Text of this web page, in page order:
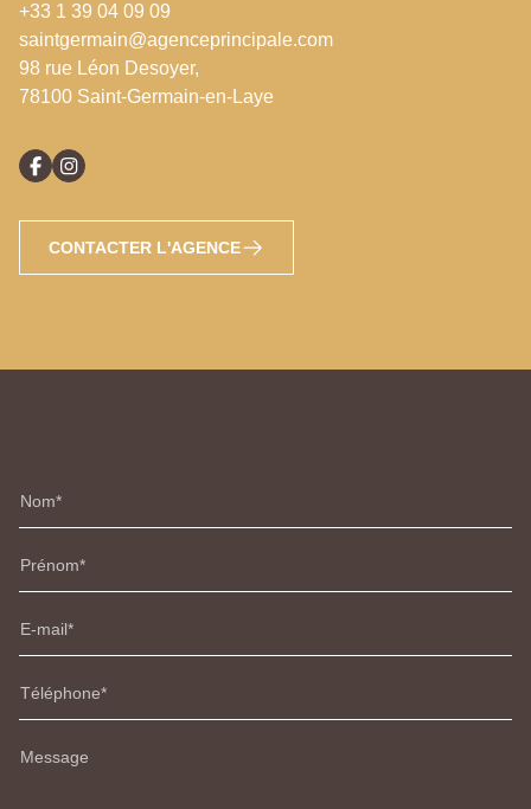
+33 1 39 04 09 09
saintgermain@agenceprincipale.com
98 rue Léon Desoyer,
78100 Saint-Germain-en-Laye
CONTACTER L'AGENCE
Nom
Prénom
E-mail
Téléphone
Message